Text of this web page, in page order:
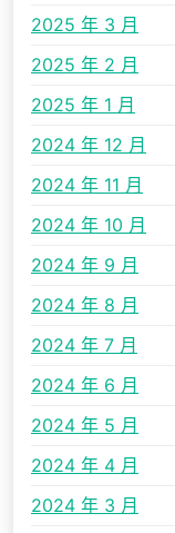
2025 年 3 月
2025 年 2 月
2025 年 1 月
2024 年 12 月
2024 年 11 月
2024 年 10 月
2024 年 9 月
2024 年 8 月
2024 年 7 月
2024 年 6 月
2024 年 5 月
2024 年 4 月
2024 年 3 月